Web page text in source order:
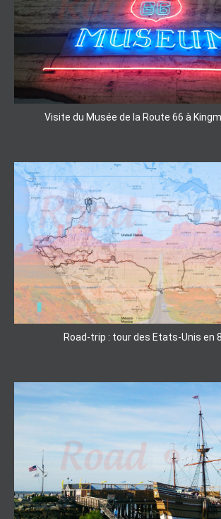
Visite du Musée de la Route 66 à
Road-trip : tour des Etats-Unis en